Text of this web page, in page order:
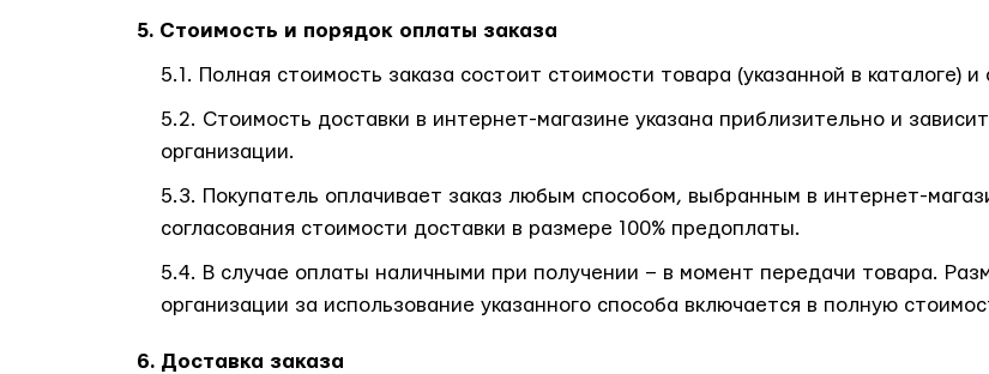
Стоимость и порядок оплаты заказа
Полная стоимость заказа состоит стоимости товара (указанной в каталоге)
Стоимость доставки в интернет-магазине указана приблизительно и
организации.
Покупатель оплачивает заказ любым способом, выбранным в интернет-
согласования стоимости доставки в размере 100% предоплаты.
В случае оплаты наличными при получении – в момент передачи товара.
организации за использование указанного способа включается в полную
Доставка заказа